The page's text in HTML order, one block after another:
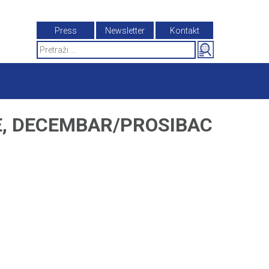
Press Newsletter
Kontakt
Search
for:
DECEMBAR/PROSIBAC